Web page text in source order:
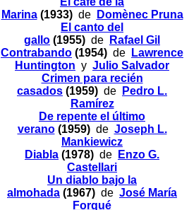
Marina(1933) de
Domènec Pruna
El canto del
gallo (1955) de
Rafael Gil
Contrabando (1954) de
Lawrence
Huntington y Julio Salvador
Crimen para recién
casados (1959) de
Pedro L.
Ramírez
De repente el último
verano(1959) de Joseph L.
Mankiewicz
Diabla (1978) de
Enzo G.
Castellari
Un diablo bajo la
almohada (1967) de José María
Forqué